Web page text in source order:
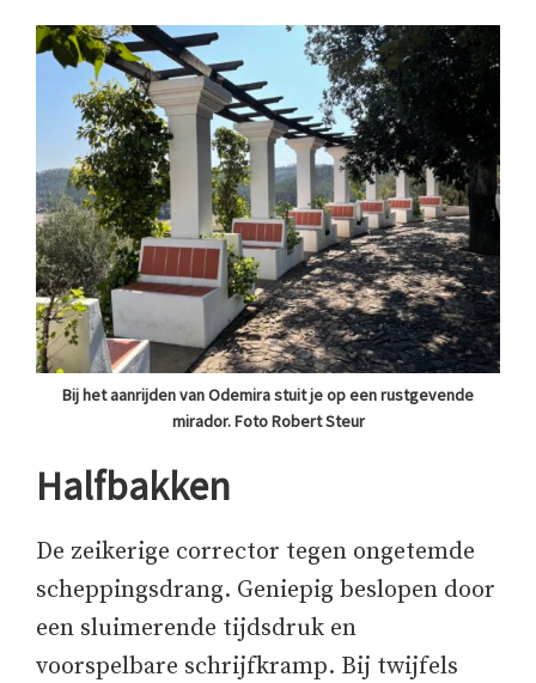
Bij het aanrijden van Odemira stuit je op een rustgevende
mirador. Foto Robert Steur
Halfbakken
De zeikerige corrector tegen ongetemde
scheppingsdrang. Geniepig beslopen door
een sluimerende tijdsdruk en
voorspelbare schrijfkramp. Bij twijfels